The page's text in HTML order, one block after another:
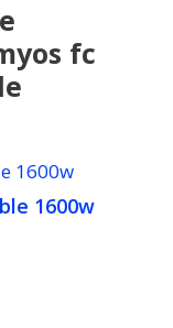
fc
1600w